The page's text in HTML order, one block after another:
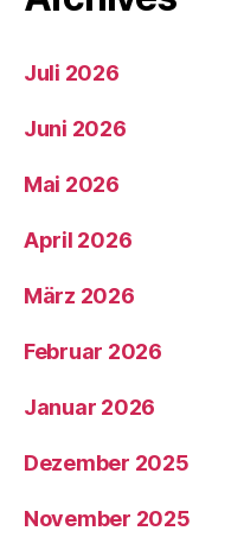
Juli 2026
Juni 2026
Mai 2026
April 2026
März 2026
Februar 2026
Januar 2026
Dezember 2025
November 2025